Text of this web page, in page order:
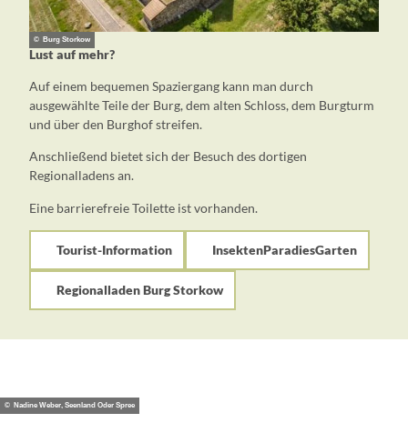
© Burg Storkow
Lust auf mehr?
Auf einem bequemen Spaziergang kann man durch
ausgewählte Teile der Burg, dem alten Schloss, dem Burgturm
und über den Burghof streifen.
Anschließend bietet sich der Besuch des dortigen
Regionalladens an.
Eine barrierefreie Toilette ist vorhanden.
Tourist-Information InsektenParadiesGarten
Regionalladen Burg Storkow
© Nadine Weber, Seenland Oder Spree